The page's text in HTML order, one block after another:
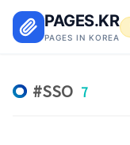
PAGES.KR
PAGES IN KOREA
SSO 7